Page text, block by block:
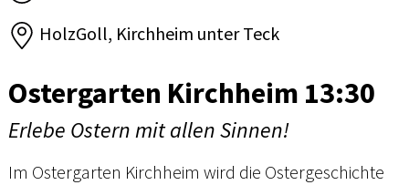
HolzGoll, Kirchheim unter Teck
Ostergarten Kirchheim 13:30
Erlebe Ostern mit allen Sinnen!
Im Ostergarten Kirchheim wird die Ostergeschichte